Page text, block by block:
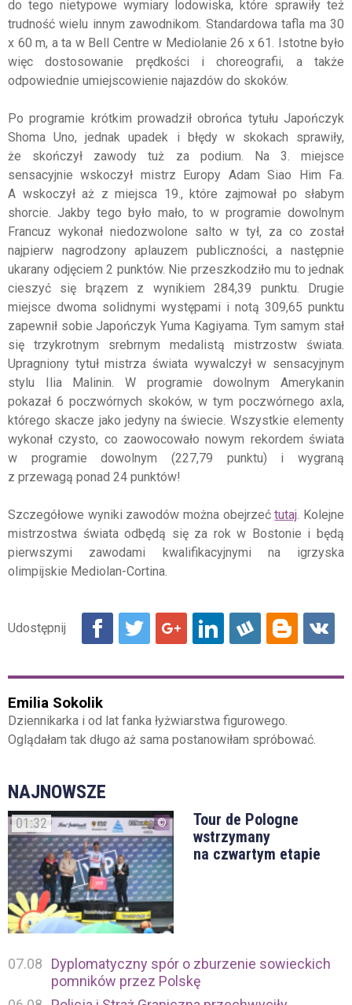
do tego nietypowe wymiary lodowiska, które sprawiły też
trudność wielu innym zawodnikom. Standardowa tafla ma 30
x 60 m, a ta w Bell Centre w Mediolanie 26 x 61. Istotne było
więc dostosowanie prędkości i choreografii, a także
odpowiednie umiejscowienie najazdów do skoków.
Po programie krótkim prowadził obrońca tytułu Japończyk
Shoma Uno, jednak upadek i błędy w skokach sprawiły,
że skończył zawody tuż za podium. Na 3. miejsce
sensacyjnie wskoczył mistrz Europy Adam Siao Him Fa.
A wskoczył aż z miejsca 19., które zajmował po słabym
shorcie. Jakby tego było mało, to w programie dowolnym
Francuz wykonał niedozwolone salto w tył, za co został
najpierw nagrodzony aplauzem publiczności, a następnie
ukarany odjęciem 2 punktów. Nie przeszkodziło mu to jednak
cieszyć się brązem z wynikiem 284,39 punktu. Drugie
miejsce dwoma solidnymi występami i notą 309,65 punktu
zapewnił sobie Japończyk Yuma Kagiyama. Tym samym stał
się trzykrotnym srebrnym medalistą mistrzostw świata.
Upragniony tytuł mistrza świata wywalczył w sensacyjnym
stylu Ilia Malinin. W programie dowolnym Amerykanin
pokazał 6 poczwórnych skoków, w tym poczwórnego axla,
którego skacze jako jedyny na świecie. Wszystkie elementy
wykonał czysto, co zaowocowało nowym rekordem świata
w programie dowolnym (227,79 punktu) i wygraną
z przewagą ponad 24 punktów!
Szczegółowe wyniki zawodów można obejrzećtutaj . Kolejne
mistrzostwa świata odbędą się za rok w Bostonie i będą
pierwszymi zawodami kwalifikacyjnymi na igrzyska
olimpijskie Mediolan-Cortina.
Emilia Sokolik
Dziennikarka i od lat fanka łyżwiarstwa figurowego.
Oglądałam tak długo aż sama postanowiłam spróbować.
NAJNOWSZE
01:32
Tour de Pologne
wstrzymany
na czwartym etapie
07.08
Dyplomatyczny spór o zburzenie sowieckich
pomników przez Polskę